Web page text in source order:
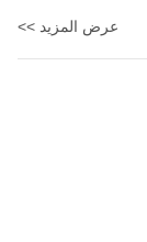
عرض المزيد >>